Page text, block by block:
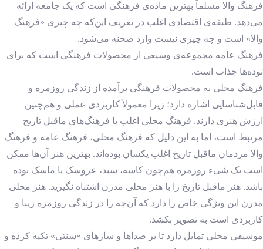
فرهنگ والا مسلماً بهترین ماده‌ی فرهنگی است که یک جامعه ارائه
می‌دهد. طبقه‌ی اقتصادی اغلب در تعریف این‌که چه چیزی «فرهنگ
والا» است و چه چیزی نیست وارد صحنه می‌شود.
فرهنگ عامه مجموعه‌ی وسیعی از محصولات فرهنگی است که برای
توده‌ها جذاب است.
فرهنگ محلی به محصولات فرهنگی برآمده از زندگی روزمره و
قابل‌شناسایی اشاره دارد؛ زیرا معمولاً کاربردی عملی و هم‌چنین
ارزش هنری دارند. فرهنگ محلی اغلب با فرهنگ‌های ماقبل تاریخ
مرتبط است، اما به این دلیل که فرهنگ محلی، فرهنگ عامه و فرهنگ
والا مردمان ماقبل تاریخ اغلب یکسان بوده‌اند. بهترین هنر آن‌ها ممکن
است یک شیء روزمره هم‌چون کاسه، سبد، عروسک یا ماسک بوده
باشد. هنر ماقبل تاریخ را با هنر محلی مدرن اشتباه نگیرید. هنر محلی
مدرن این ویژگی خاص را دارد که آن‌چه را در زندگی روزمره زیبا و
کاربردی است به تصویر بکشد.
موسیقی محلی تمایل دارد تا بر صداها و سازهای «سنتی» تکیه کرده و